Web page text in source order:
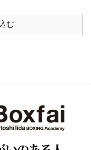
む